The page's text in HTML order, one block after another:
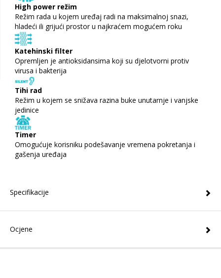
High power režim
Režim rada u kojem uređaj radi na maksimalnoj snazi,
hladeći ili grijući prostor u najkraćem mogućem roku
Katehinski filter
Opremljen je antioksidansima koji su djelotvorni protiv
virusa i bakterija
Tihi rad
Režim u kojem se snižava razina buke unutarnje i vanjske
jedinice
Timer
Omogućuje korisniku podešavanje vremena pokretanja i
gašenja uređaja
Specifikacije
Ocjene